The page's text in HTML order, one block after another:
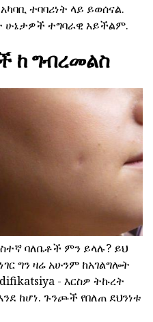
ተባባሪነት ላይ ይወሰናል.
ሁኔታዎች ተግባራዊ አይችልም.
ከ ግብረመልስ
ባለቤቶች ምን ይላሉ? ይህ
ግን ዛሬ አሁንም ከአገልግሎት
- እርስዎ ትኩረት
ከሆነ. ጉንጮች የበለጠ ደህንነቱ